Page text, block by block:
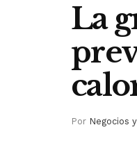
La
Por Negocios